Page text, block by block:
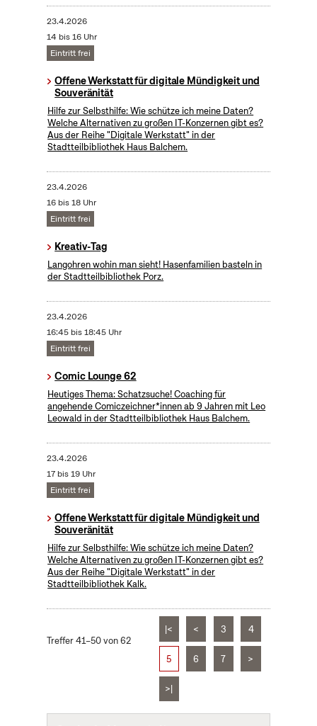
23.4.2026
14 bis 16 Uhr
Eintritt frei
Offene Werkstatt für digitale Mündigkeit und
Souveränität
Hilfe zur Selbsthilfe: Wie schütze ich meine Daten?
Welche Alternativen zu großen IT-Konzernen gibt es?
Aus der Reihe "Digitale Werkstatt" in der
Stadtteilbibliothek Haus Balchem.
23.4.2026
16 bis 18 Uhr
Eintritt frei
Kreativ-Tag
Langohren wohin man sieht! Hasenfamilien basteln in
der Stadtteilbibliothek Porz.
23.4.2026
16:45 bis 18:45 Uhr
Eintritt frei
Comic Lounge 62
Heutiges Thema: Schatzsuche! Coaching für
angehende Comiczeichner*innen ab 9 Jahren mit Leo
Leowald in der Stadtteilbibliothek Haus Balchem.
23.4.2026
17 bis 19 Uhr
Eintritt frei
Offene Werkstatt für digitale Mündigkeit und
Souveränität
Hilfe zur Selbsthilfe: Wie schütze ich meine Daten?
Welche Alternativen zu großen IT-Konzernen gibt es?
Aus der Reihe "Digitale Werkstatt" in der
Stadtteilbibliothek Kalk.
Treffer 41–50 von 62
|< < 3 4
5 6 7 >
>|